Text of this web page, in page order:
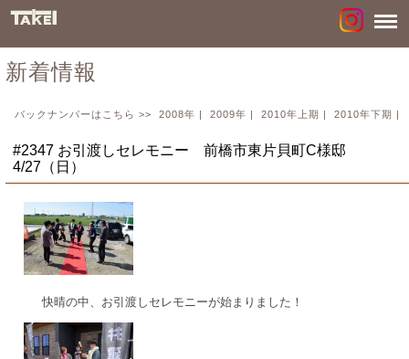
新着情報
バックナンバーはこちら >> 2008年 | 2009年 | 2010年上期 | 2010年下期 |
#2347 お引渡しセレモニー 前橋市東片貝町C様邸
4/27（日）
快晴の中、お引渡しセレモニーが始まりました！